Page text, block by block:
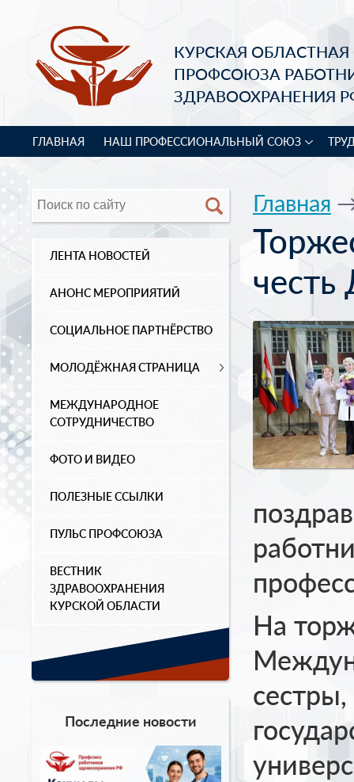
КУРСКАЯ
ПРОФСОЮЗА
ЗДРАВООХРАНЕНИЯ
ГЛАВНАЯ НАШ ПРОФЕССИОНАЛЬНЫЙ СОЮЗ
ЛЕНТА НОВОСТЕЙ
АНОНС МЕРОПРИЯТИЙ
СОЦИАЛЬНОЕ ПАРТНЁРСТВО
МОЛОДЁЖНАЯ СТРАНИЦА
МЕЖДУНАРОДНОЕ
СОТРУДНИЧЕСТВО
ФОТО И ВИДЕО
ПОЛЕЗНЫЕ ССЫЛКИ
ПУЛЬС ПРОФСОЮЗА
ВЕСТНИК
ЗДРАВООХРАНЕНИЯ
КУРСКОЙ ОБЛАСТИ
Последние новости
Главная
На